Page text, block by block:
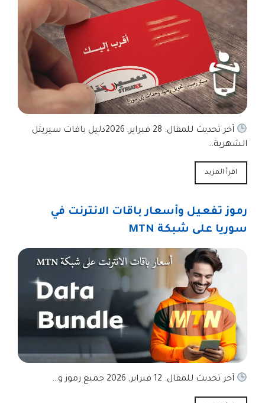
آخر تحديث للمقال: 28 فبراير, 2026دليل باقات سيريتل
الشهرية…
اقرأ المزيد
رموز تفعيل وأسعار باقات الانترنت في
سوريا على شبكة MTN
آخر تحديث للمقال: 12 فبراير, 2026 جميع رموز و…